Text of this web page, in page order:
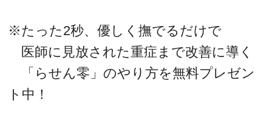
※たった2秒、優しく撫でるだけで
医師に見放された重症まで改善に導く
「らせん零」のやり方を無料プレゼン
ト中！